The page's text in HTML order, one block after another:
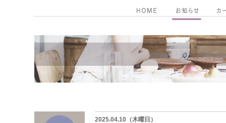
2025.04.10（木曜日）